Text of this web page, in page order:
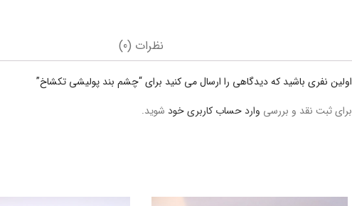
نظرات (0)
اولین نفری باشید که دیدگاهی را ارسال می کنید برای “چشم بند پولیشی تکشاخ”
برای ثبت نقد و بررسی وارد حساب کاربری خود شوید.